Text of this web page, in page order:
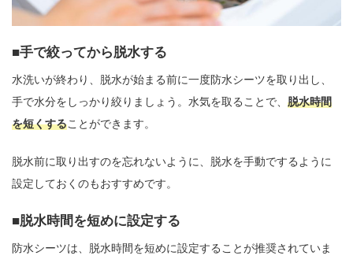
手で絞ってから脱水する
水洗いが終わり、脱水が始まる前に一度防水シーツを取り出し、
手で水分をしっかり絞りましょう。水気を取ることで、 脱水時間
を短くすることができます。
脱水前に取り出すのを忘れないように、脱水を手動でするように
設定しておくのもおすすめです。
脱水時間を短めに設定する
防水シーツは、脱水時間を短めに設定することが推奨されていま